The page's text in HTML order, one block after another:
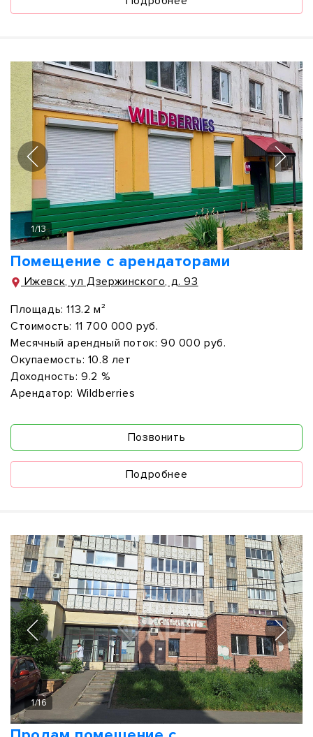
1/13
Помещение с арендаторами
Ижевск, ул Дзержинского, д. 93
Площадь: 113.2 м²
Стоимость: 11 700 000 руб.
Месячный арендный поток: 90 000 руб.
Окупаемость: 10.8 лет
Доходность: 9.2 %
Арендатор: Wildberries
Позвонить
Подробнее
1/16